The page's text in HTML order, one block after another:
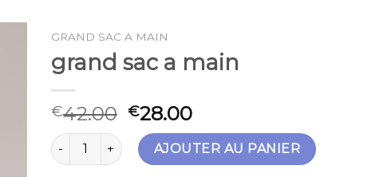
GRAND SAC A MAIN
grand sac a main
€42.00 €28.00
quantité de grand sac a mainAJOUTER AU PANIER